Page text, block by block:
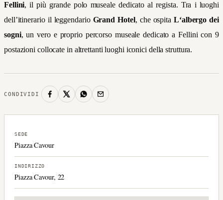
Fellini, il più grande polo museale dedicato al regista. Tra i luoghi
dell’itinerario il leggendario Grand Hotel, che ospitaL‘albergo dei
sogni, un vero e proprio percorso museale dedicato a Fellini con 9
postazioni collocate in altrettanti luoghi iconici della struttura.
CONDIVIDI
SEDE
Piazza Cavour
INDIRIZZO
Piazza Cavour, 22